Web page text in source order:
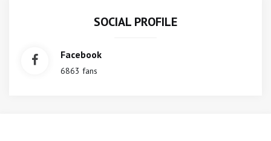
SOCIAL PROFILE
Facebook
6863 fans